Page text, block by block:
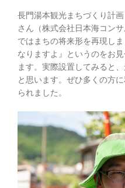
長門湯本観光まちづくり計
さん（株式会社日本海コン
ではまちの将来形を再現し
なりますよ』というのをお
ます。実際設置してみると
と思います。ぜひ多くの方
られました。